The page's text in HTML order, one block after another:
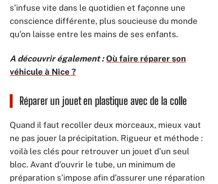
s’infuse vite dans le quotidien et façonne une
conscience différente, plus soucieuse du monde
qu’on laisse entre les mains de ses enfants.
A découvrir également : Où faire réparer son
véhicule à Nice ?
Réparer un jouet en plastique avec de la colle
Quand il faut recoller deux morceaux, mieux vaut
ne pas jouer la précipitation. Rigueur et méthode :
voilà les clés pour retrouver un jouet d’un seul
bloc. Avant d’ouvrir le tube, un minimum de
préparation s’impose afin d’assurer une réparation